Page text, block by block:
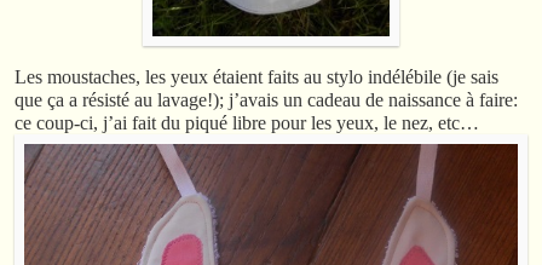
Les moustaches, les yeux étaient faits au stylo indélébile (je sais
que ça a résisté au lavage!); j’avais un cadeau de naissance à faire:
ce coup-ci, j’ai fait du piqué libre pour les yeux, le nez, etc…